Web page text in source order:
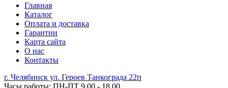
Главная
Каталог
Оплата и доставка
Гарантии
Карта сайта
О нас
Контакты
г. Челябинск ул. Героев Танкограда 22п
Часы работы: ПН-ПТ 9.00 - 18.00